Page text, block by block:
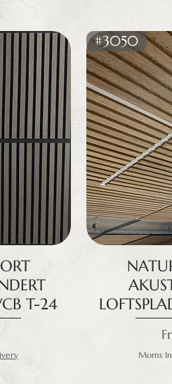
T-24
#3050
Moms